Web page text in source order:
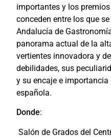
importantes y los
conceden entre los que
Andalucía de
panorama actual de la
vertientes innovadora y
debilidades, sus
y su encaje e
española.
Donde:
Salón de Grados del